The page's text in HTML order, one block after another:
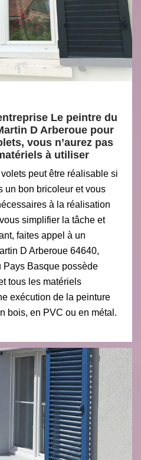
Le peintre du
D Arberoue pour
vous n’aurez pas
à utiliser
peut être réalisable si
un bon bricoleur et vous
à la réalisation
simplifier la tâche et
faites appel à un
D Arberoue 64640,
Pays Basque possède
tous les matériels
exécution de la peinture
bois, en PVC ou en métal.